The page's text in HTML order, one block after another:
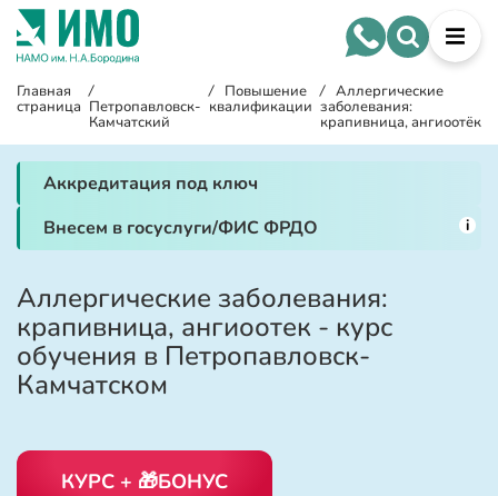
Главная
страница
/
Петропавловск-
Камчатский
/ Повышение
квалификации
/ Аллергические
заболевания:
крапивница, ангиоотёк
Аккредитация под ключ
Внесем в госуслуги/ФИС ФРДО
i
Аллергические заболевания:
крапивница, ангиоотек - курс
обучения в Петропавловск-
Камчатском
КУРС + 🎁БОНУС